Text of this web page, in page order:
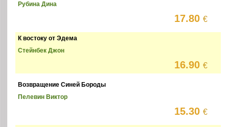
Рубина Дина
17.80€
К востоку от Эдема
Стейнбек Джон
16.90€
Возвращение Синей Бороды
Пелевин Виктор
15.30€